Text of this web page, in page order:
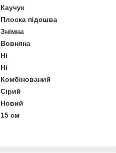
Каучук
Плоска підошва
Знімна
Вовняна
Ні
Ні
Комбінований
Сірий
Новий
15 см